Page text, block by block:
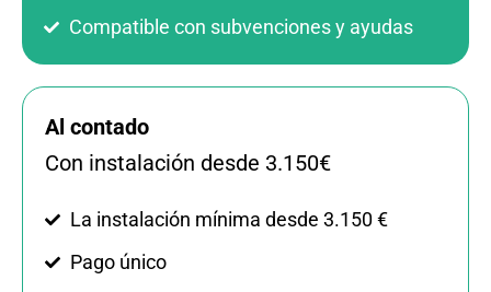
Compatible con subvenciones y ayudas
Al contado
Con instalación desde 3.150€
La instalación mínima desde 3.150 €
Pago único